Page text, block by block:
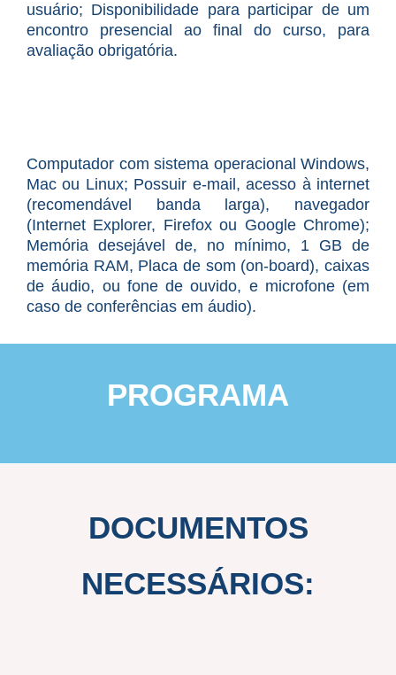
usuário; Disponibilidade para participar de um
encontro presencial ao final do curso, para
avaliação obrigatória.
Computador com sistema operacional Windows,
Mac ou Linux; Possuir e-mail, acesso à internet
(recomendável banda larga), navegador
(Internet Explorer, Firefox ou Google Chrome);
Memória desejável de, no mínimo, 1 GB de
memória RAM, Placa de som (on-board), caixas
de áudio, ou fone de ouvido, e microfone (em
caso de conferências em áudio).
PROGRAMA
DOCUMENTOS
NECESSÁRIOS: